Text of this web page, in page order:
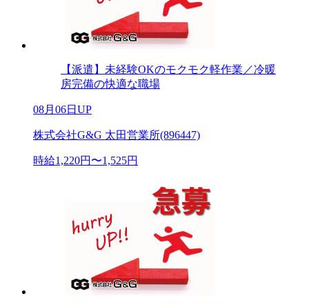
【派遣】未経験OKのモクモク軽作業／冷暖
房完備の快適な職場
08月06日UP
株式会社G&G 太田営業所(896447)
時給1,220円〜1,525円